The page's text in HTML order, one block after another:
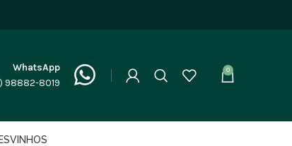
WhatsApp
98882-8019
0
VINHOS